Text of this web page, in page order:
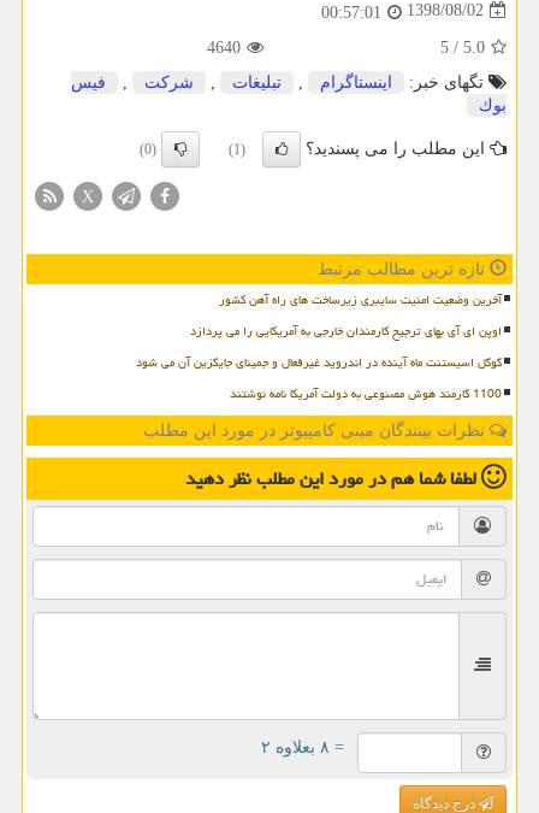
1398/08/02
00:57:01
5.0
/
5
4640
تگهای خبر:
اینستاگرام تبلیغات شركت
فیس
بوك
این مطلب را می پسندید؟ (1)
(0)
X
تازه ترین مطالب مرتبط
آخرین وضعیت امنیت سایبری زیرساخت های راه آهن کشور
اوپن ای آی بهای ترجیح کارمندان خارجی به آمریکایی را می پردازد
گوگل اسیستنت ماه آینده در اندروید غیرفعال و جمینای جایگزین آن می شود
1100 کارمند هوش مصنوعی به دولت آمریکا نامه نوشتند
نظرات بینندگان مینی کامپیوتر در مورد این مطلب
لطفا شما همدر مورد این مطلبنظر دهید
= ۸ بعلاوه ۲
درج دیدگاه